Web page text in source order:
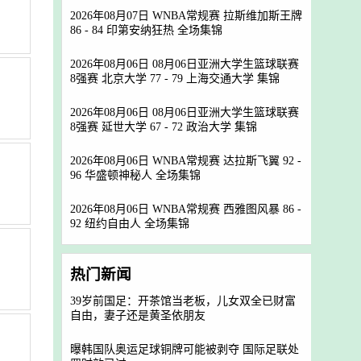
2026年08月07日 WNBA常规赛 拉斯维加斯王牌
86 - 84 印第安纳狂热 全场集锦
2026年08月06日 08月06日亚洲大学生篮球联赛
8强赛 北京大学 77 - 79 上海交通大学 集锦
2026年08月06日 08月06日亚洲大学生篮球联赛
8强赛 延世大学 67 - 72 政治大学 集锦
2026年08月06日 WNBA常规赛 达拉斯飞翼 92 -
96 华盛顿神秘人 全场集锦
2026年08月06日 WNBA常规赛 西雅图风暴 86 -
92 纽约自由人 全场集锦
热门新闻
39岁前国足：开茶馆当老板，儿女双全已财富
自由，妻子还是黄圣依朋友
曝韩国队奥运足球铜牌可能被剥夺 国际足联处